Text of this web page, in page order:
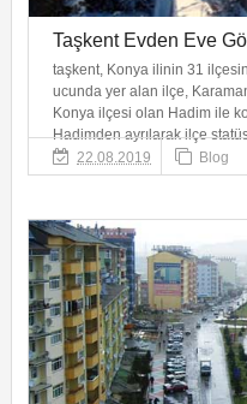
Taşkent Evden Eve
taşkent, Konya ilinin 31
ucunda yer alan ilçe,
Konya ilçesi olan Hadim ile
Hadimden ayrılarak ilçe
22.08.2019
Blog